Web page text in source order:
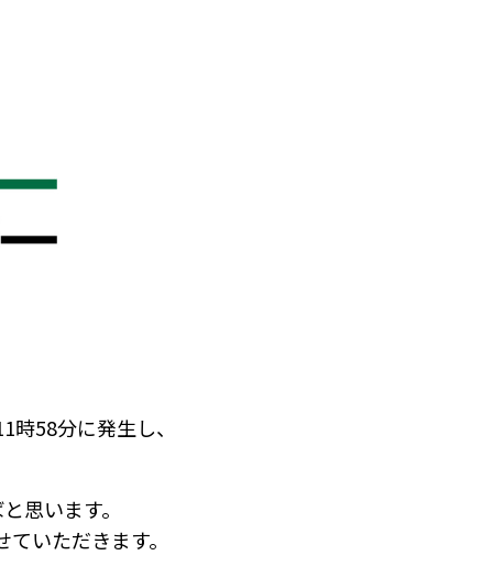
58分に発生し、
思います。
いただきます。